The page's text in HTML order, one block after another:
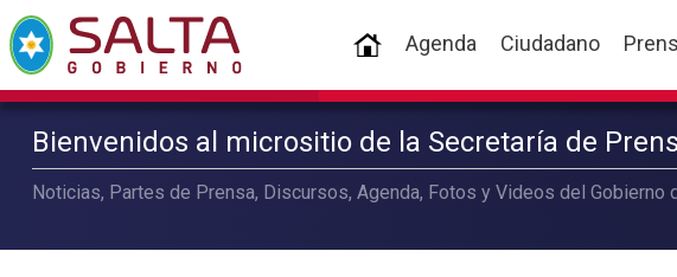
(current)
Agenda Ciudadano
Bienvenidos al micrositio de la Secretaría de
Noticias, Partes de Prensa, Discursos, Agenda, Fotos y Videos del Gobierno